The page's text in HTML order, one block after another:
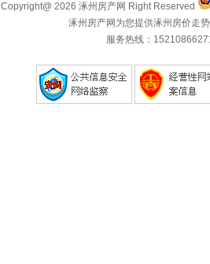
Copyright@ 2026 涿州房产网 Right Reserved
涿州房产网为您提供涿州房价走
服务热线：